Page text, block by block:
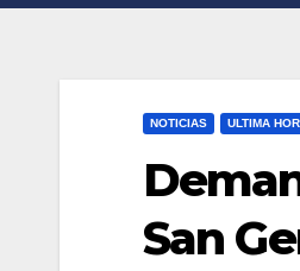
NOTICIAS ULTIMA
San